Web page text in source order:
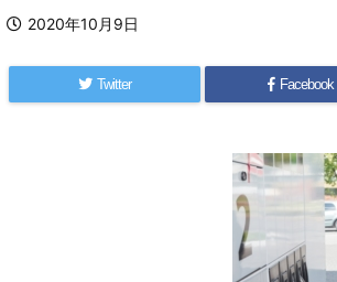
2020年10月9日
Twitter Facebook